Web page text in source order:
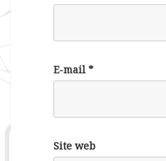
E-mail *
Site web